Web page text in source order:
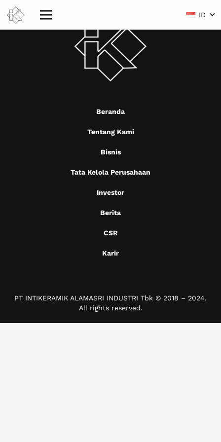
ID
Beranda
Tentang Kami
Bisnis
Tata Kelola Perusahaan
Investor
Berita
CSR
Karir
PT INTIKERAMIK ALAMASRI INDUSTRI Tbk © 2018 – 2024.
All rights reserved.